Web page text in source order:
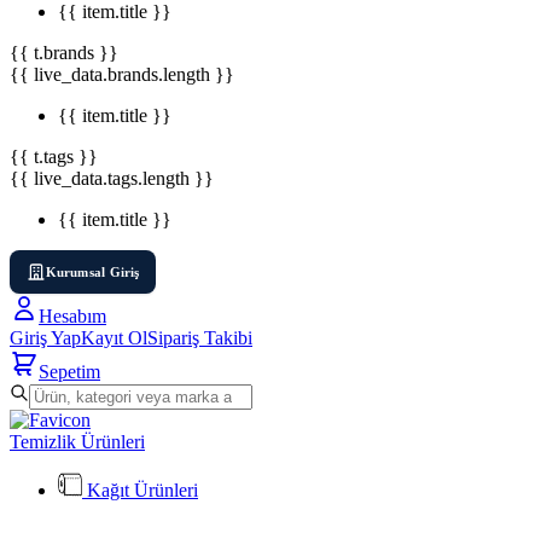
{{ item.title }}
{{ t.brands }}
{{ live_data.brands.length }}
{{ item.title }}
{{ t.tags }}
{{ live_data.tags.length }}
{{ item.title }}
Kurumsal Giriş
Hesabım
Giriş YapKayıt OlSipariş Takibi
Sepetim
Temizlik Ürünleri
Kağıt Ürünleri